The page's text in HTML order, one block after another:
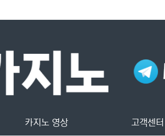
카지노 영상 고객센터